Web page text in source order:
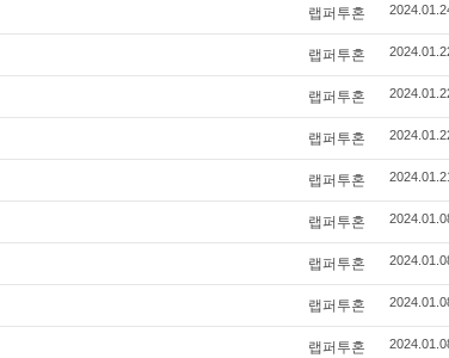
랩퍼투혼
랩퍼투혼
랩퍼투혼
랩퍼투혼
랩퍼투혼
랩퍼투혼
랩퍼투혼
랩퍼투혼
랩퍼투혼